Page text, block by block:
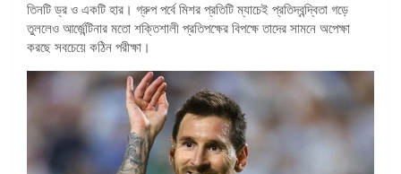
তিনটি ড্র ও একটি হার। গ্রুপ পর্বে মিশর প্রতিটি ম্যাচেই প্রতিদ্বন্দ্বিতা গড়ে
তুললেও আর্জেন্টিনার মতো শক্তিশালী প্রতিপক্ষের বিপক্ষে তাদের সামনে অপেক্ষা
করছে সবচেয়ে কঠিন পরীক্ষা।